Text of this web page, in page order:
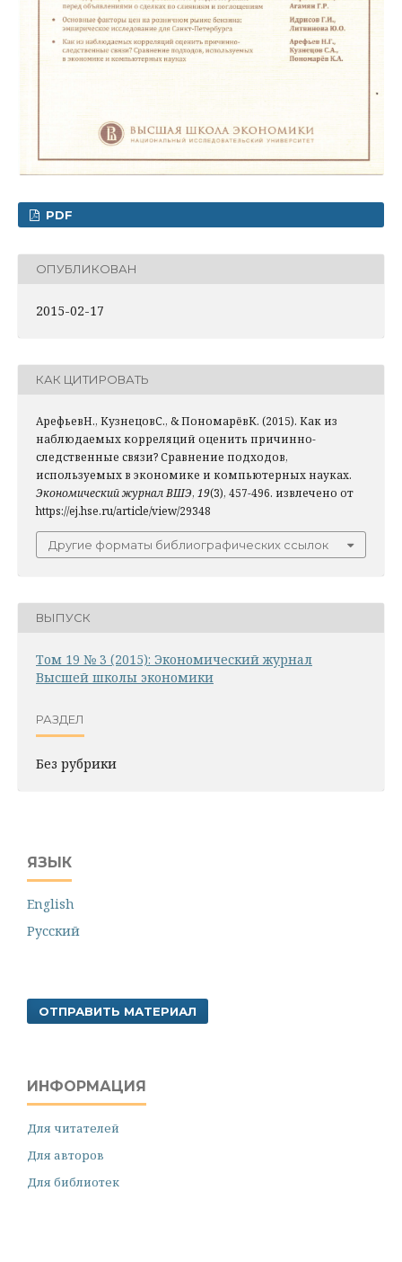
PDF
ОПУБЛИКОВАН
2015-02-17
КАК ЦИТИРОВАТЬ
АрефьевН., КузнецовС., & ПономарёвК. (2015). Как из
наблюдаемых корреляций оценить причинно-
следственные связи? Сравнение подходов,
используемых в экономике и компьютерных науках.
Экономический журнал ВШЭ, 19(3), 457-496. извлечено от
https://ej.hse.ru/article/view/29348
Другие форматы библиографических ссылок
ВЫПУСК
Том 19 № 3 (2015): Экономический журнал
Высшей школы экономики
РАЗДЕЛ
Без рубрики
ЯЗЫК
English
Русский
ОТПРАВИТЬ МАТЕРИАЛ
ИНФОРМАЦИЯ
Для читателей
Для авторов
Для библиотек